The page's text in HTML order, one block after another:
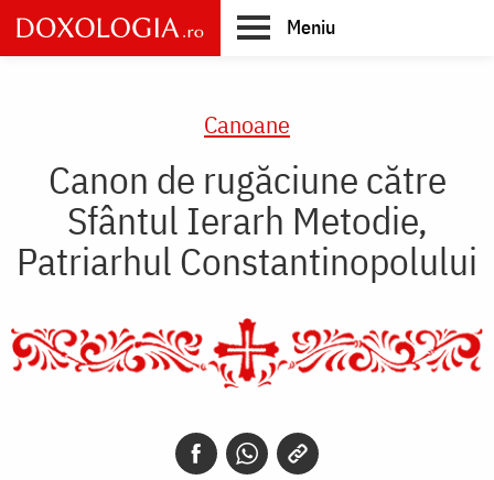
Skip
to
main
Meniu
Canoane
Canon de rugăciune către
Sfântul Ierarh Metodie,
Patriarhul Constantinopolului